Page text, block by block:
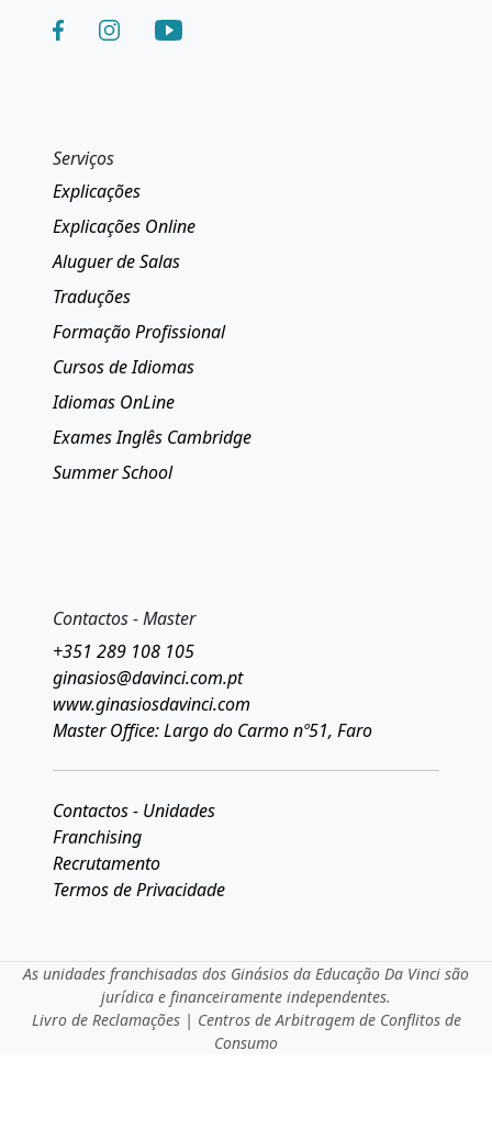
Serviços
Explicações
Explicações Online
Aluguer de Salas
Traduções
Formação Profissional
Cursos de Idiomas
Idiomas OnLine
Exames Inglês Cambridge
Summer School
Contactos - Master
+351 289 108 105
ginasios@davinci.com.pt
www.ginasiosdavinci.com
Master Office: Largo do Carmo nº51, Faro
Contactos - Unidades
Franchising
Recrutamento
Termos de Privacidade
As unidades franchisadas dos Ginásios da Educação Da Vinci são
jurídica e financeiramente independentes.
Livro de Reclamações| Centros de Arbitragem de Conflitos de
Consumo